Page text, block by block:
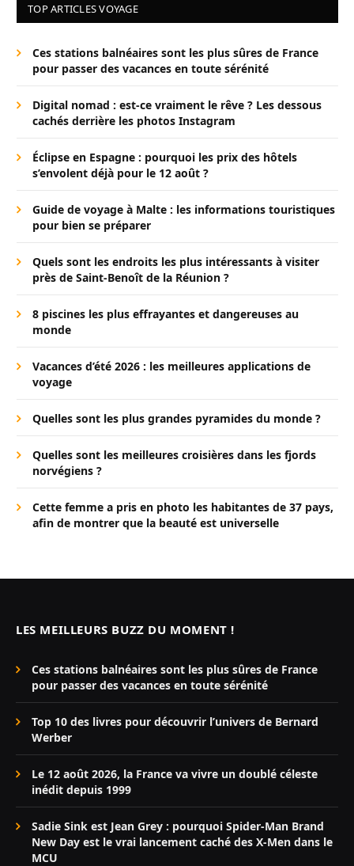
TOP ARTICLES VOYAGE
Ces stations balnéaires sont les plus sûres de France
pour passer des vacances en toute sérénité
Digital nomad : est-ce vraiment le rêve ? Les dessous
cachés derrière les photos Instagram
Éclipse en Espagne : pourquoi les prix des hôtels
s’envolent déjà pour le 12 août ?
Guide de voyage à Malte : les informations touristiques
pour bien se préparer
Quels sont les endroits les plus intéressants à visiter
près de Saint-Benoît de la Réunion ?
8 piscines les plus effrayantes et dangereuses au
monde
Vacances d’été 2026 : les meilleures applications de
voyage
Quelles sont les plus grandes pyramides du monde ?
Quelles sont les meilleures croisières dans les fjords
norvégiens ?
Cette femme a pris en photo les habitantes de 37 pays,
afin de montrer que la beauté est universelle
LES MEILLEURS BUZZ DU MOMENT !
Ces stations balnéaires sont les plus sûres de France
pour passer des vacances en toute sérénité
Top 10 des livres pour découvrir l’univers de Bernard
Werber
Le 12 août 2026, la France va vivre un doublé céleste
inédit depuis 1999
Sadie Sink est Jean Grey : pourquoi Spider-Man Brand
New Day est le vrai lancement caché des X-Men dans le
MCU